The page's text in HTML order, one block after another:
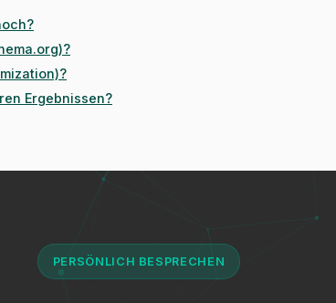
Ergebnissen?
PERSÖNLICH BESPRECHEN